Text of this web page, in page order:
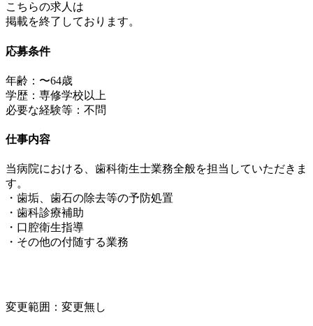
こちらの求人は
掲載を終了しております。
応募条件
年齢：〜64歳
学歴：専修学校以上
必要な経験等：不問
仕事内容
当病院における、歯科衛生士業務全般を担当していただきま
す。
・歯垢、歯石の除去等の予防処置
・歯科診療補助
・口腔衛生指導
・その他の付随する業務
変更範囲：変更無し